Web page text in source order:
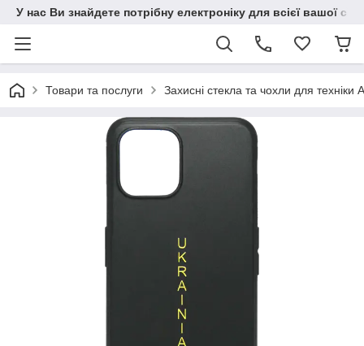
У нас Ви знайдете потрібну електроніку для всієї вашої
Товари та послуги Захисні стекла та чохли для техніки